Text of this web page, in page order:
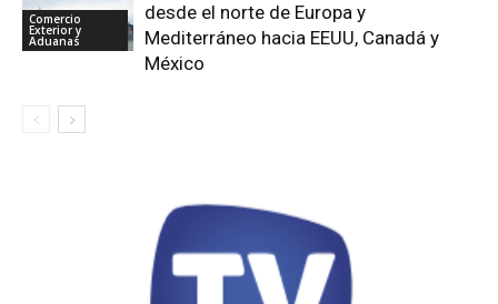
Comercio
Exterior y
Aduanas
desde el norte de Europa y
Mediterráneo hacia EEUU, Canadá y
México